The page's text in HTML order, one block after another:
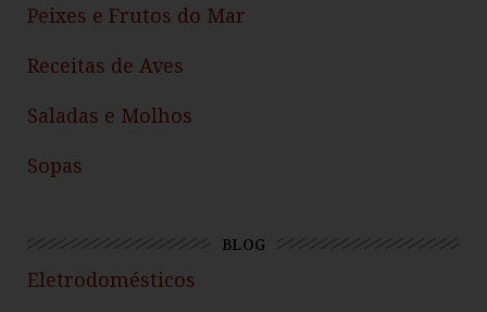
Peixes e Frutos do Mar
Receitas de Aves
Saladas e Molhos
Sopas
BLOG
Eletrodomésticos